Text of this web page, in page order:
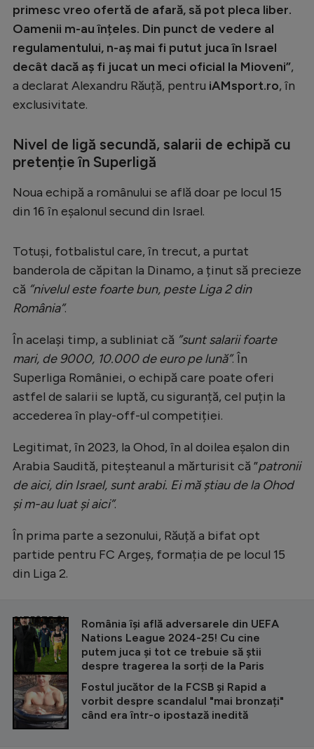
primesc vreo ofertă de afară, să pot pleca liber.
Oamenii m-au înțeles. Din punct de vedere al
regulamentului, n-aș mai fi putut juca în Israel
decât dacă aș fi jucat un meci oficial la Mioveni”,
a declarat Alexandru Răuță, pentru iAMsport.ro, în
exclusivitate.
Nivel de ligă secundă, salarii de echipă cu
pretenție în Superligă
Noua echipă a românului se află doar pe locul 15
din 16 în eșalonul secund din Israel.
Totuși, fotbalistul care, în trecut, a purtat
banderola de căpitan la Dinamo, a ținut să precieze
că ”nivelul este foarte bun, peste Liga 2 din
România”.
În același timp, a subliniat că ”sunt salarii foarte
mari, de 9000, 10.000 de euro pe lună”. În
Superliga României, o echipă care poate oferi
astfel de salarii se luptă, cu siguranță, cel puțin la
accederea în play-off-ul competiției.
Legitimat, în 2023, la Ohod, în al doilea eșalon din
Arabia Saudită, piteșteanul a mărturisit că ”patronii
de aici, din Israel, sunt arabi. Ei mă știau de la Ohod
și m-au luat și aici”.
În prima parte a sezonului, Răuță a bifat opt
partide pentru FC Argeș, formația de pe locul 15
din Liga 2.
CITEȘTE ȘI
România își află adversarele din UEFA
Nations League 2024-25! Cu cine
putem juca și tot ce trebuie să știi
despre tragerea la sorți de la Paris
Fostul jucător de la FCSB și Rapid a
vorbit despre scandalul "mai bronzați"
când era într-o ipostază inedită